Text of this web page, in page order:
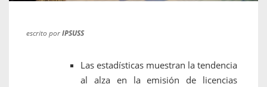
escrito porIPSUSS
Las estadísticas muestran la tendencia
al alza en la emisión de licencias